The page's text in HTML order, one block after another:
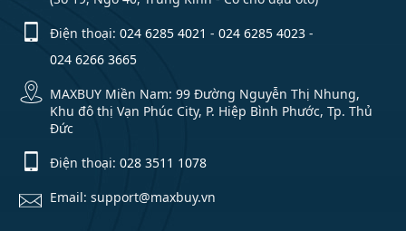
Điện thoại: 024 6285 4021 - 024 6285 4023 -
024 6266 3665
MAXBUY Miền Nam: 99 Đường Nguyễn Thị Nhung,
Khu đô thị Vạn Phúc City, P. Hiệp Bình Phước, Tp. Thủ
Đức
Điện thoại: 028 3511 1078
Email: support@maxbuy.vn